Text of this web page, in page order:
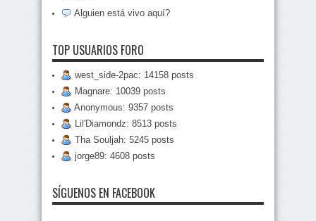
Alguien está vivo aquí?
TOP USUARIOS FORO
west_side-2pac: 14158 posts
Magnare: 10039 posts
Anonymous: 9357 posts
Lil'Diamondz: 8513 posts
Tha Souljah: 5245 posts
jorge89: 4608 posts
SÍGUENOS EN FACEBOOK